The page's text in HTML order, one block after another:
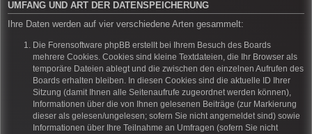
UMFANG UND ART DER DATENSPEICHERUNG
Ihre Daten werden auf vier verschiedene Arten gesammelt:
Die Forensoftware phpBB erstellt bei Ihrem Besuch des Boards
mehrere Cookies. Cookies sind kleine Textdateien, die Ihr Browser als
temporäre Dateien ablegt und die zwischen den einzelnen Aufrufen des
Boards erhalten bleiben. In diesen Cookies sind die aktuelle ID Ihrer
Sitzung (damit Ihnen alle Seitenaufrufe zugeordnet werden können),
Informationen über die von Ihnen gelesenen Beiträge (zur Markierung
dieser als gelesen/ungelesen; sofern Sie nicht angemeldet sind) sowie
Informationen über Ihre Teilnahme an Umfragen (sofern Sie nicht